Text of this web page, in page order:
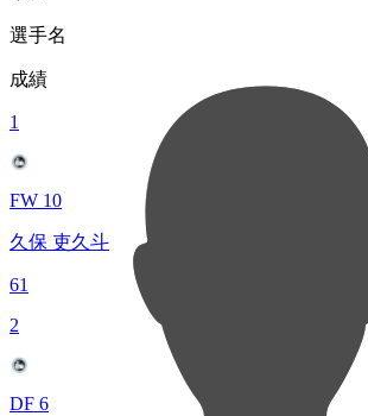
選手名
成績
1
FW 10
久保 吏久斗
61
2
DF 6